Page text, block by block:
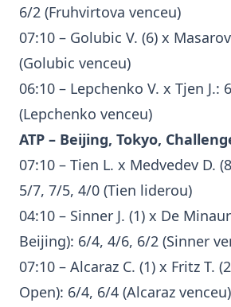
6/2 (Fruhvirtova venceu)
07:10 – Golubic V. (6) x
(Golubic venceu)
06:10 – Lepchenko V. x Tjen J.:
(Lepchenko venceu)
ATP – Beijing, Tokyo,
07:10 – Tien L. x Medvedev D.
5/7, 7/5, 4/0 (Tien liderou)
04:10 – Sinner J. (1) x De
Beijing): 6/4, 4/6, 6/2 (Sinner
07:10 – Alcaraz C. (1) x Fritz T.
Open): 6/4, 6/4 (Alcaraz venceu)